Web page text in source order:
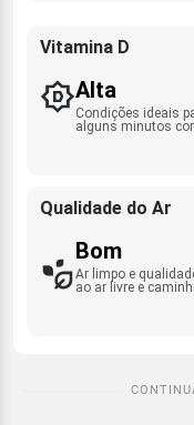
Vitamina D
Alta
Condições ideais
alguns minutos
Qualidade do Ar
Bom
Ar limpo e
ao ar livre e